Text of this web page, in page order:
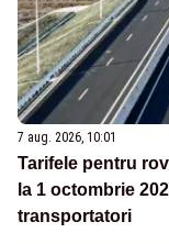
7 aug. 2026, 10:01
Tarifele pentru
la 1 octombrie
transportatori